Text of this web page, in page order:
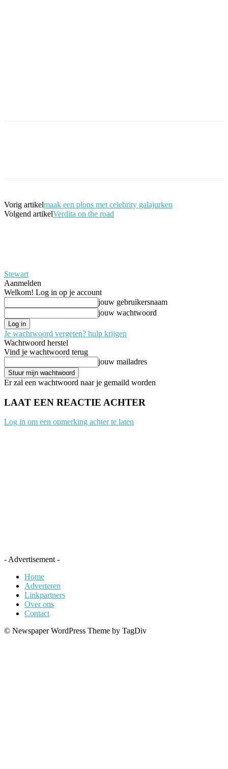
Vorig artikelmaak een plons met celebrity galajurken
Volgend artikelVerdita on the road
Stewart
Aanmelden
Welkom! Log in op je account
jouw gebruikersnaam
jouw wachtwoord
Je wachtwoord vergeten? hulp krijgen
Wachtwoord herstel
Vind je wachtwoord terug
jouw mailadres
Er zal een wachtwoord naar je gemaild worden
LAAT EEN REACTIE ACHTER
Log in om een opmerking achter te laten
- Advertisement -
Home
Adverteren
Linkpartners
Over ons
Contact
© Newspaper WordPress Theme by TagDiv